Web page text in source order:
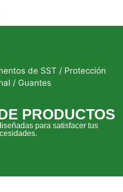
PRODUCTOS
para satisfacer tus
de SST / Protección
/ Guantes